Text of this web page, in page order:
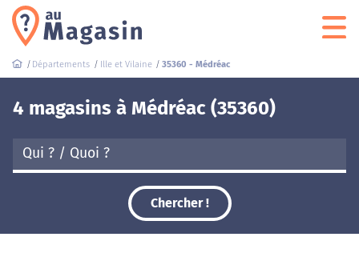
Départements Ille et Vilaine 35360 - Médréac
4 magasins à Médréac (35360)
Chercher !